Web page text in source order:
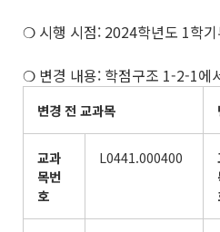
❍ 시행 시점: 2024학년도 1학기
❍ 변경 내용: 학점구조 1-2-1에
변경 전 교과목
교과
목번
호
L0441.000400